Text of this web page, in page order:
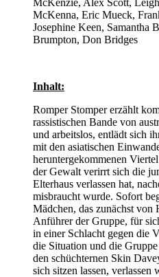
McKenna, Eric Mueck,
Josephine Keen, Samantha
Brumpton, Don Bridges
Inhalt:
Romper Stomper erzählt
rassistischen Bande von
und arbeitslos, entlädt sich
mit den asiatischen
heruntergekommenen
der Gewalt verirrt sich die
Elterhaus verlassen hat,
misbraucht wurde. Sofort
Mädchen, das zunächst von
Anführer der Gruppe, für
in einer Schlacht gegen die
die Situation und die
den schüchternen Skin
sich sitzen lassen, verlassen